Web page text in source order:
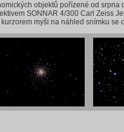
objektů pořízené od
SONNAR 4/300 Carl Zeiss
myši na náhled snímku